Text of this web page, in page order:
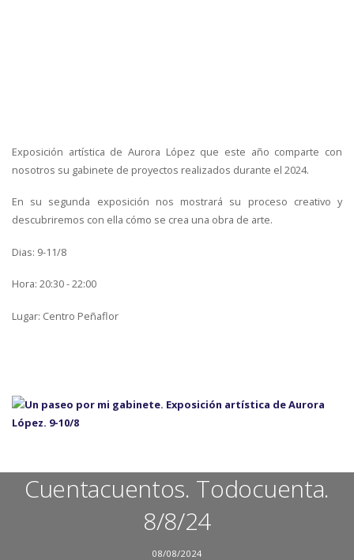
Exposición artística de Aurora López que este año comparte con
nosotros su gabinete de proyectos realizados durante el 2024.
En su segunda exposición nos mostrará su proceso creativo y
descubriremos con ella cómo se crea una obra de arte.
Dias: 9-11/8
Hora: 20:30 - 22:00
Lugar: Centro Peñaflor
Cuentacuentos. Todocuenta.
8/8/24
08/08/2024